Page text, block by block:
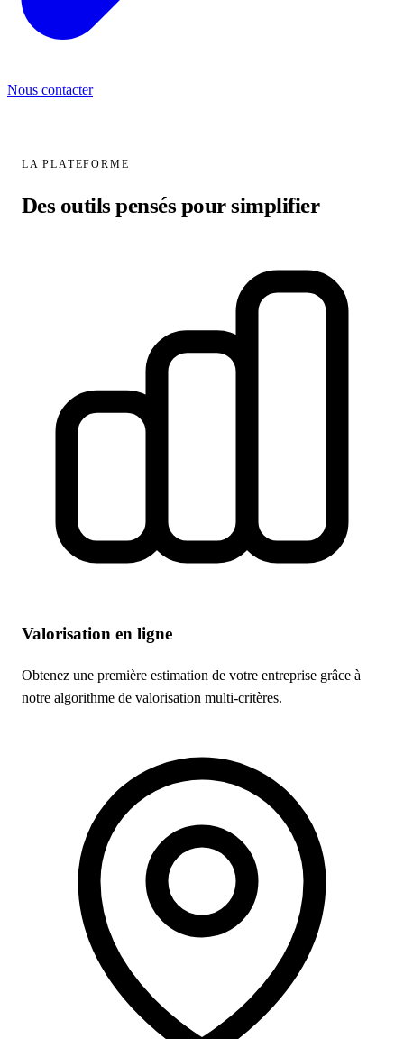
Nous contacter
LA PLATEFORME
Des outils pensés poursimplifier
Valorisation en ligne
Obtenez une première estimation de votre entreprise grâce à
notre algorithme de valorisation multi-critères.